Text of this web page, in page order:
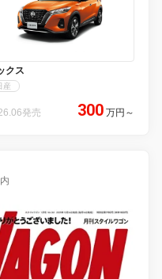
クス
産
発売 300 万円 ～